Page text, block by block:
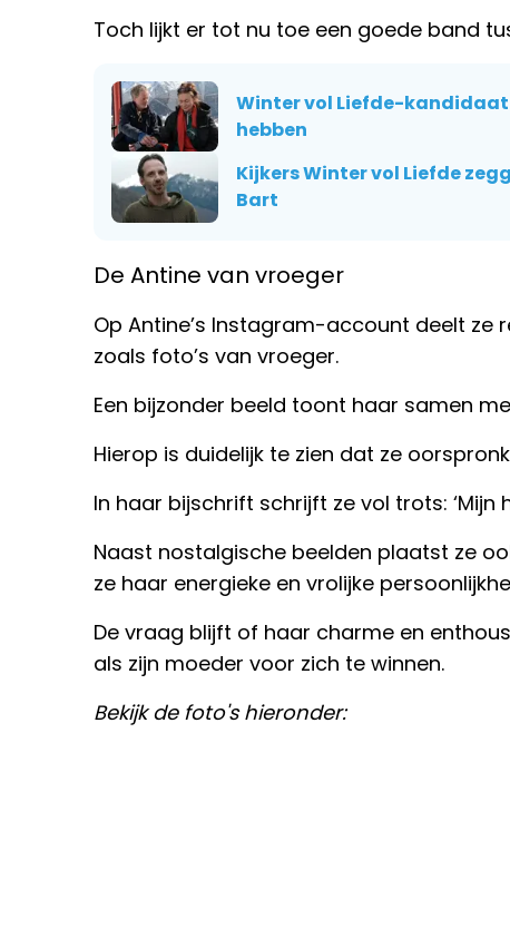
Toch lijkt er tot nu toe een goede band
Winter vol Liefde-
hebben
Kijkers Winter vol Liefde
Bart
De Antine van vroeger
Op Antine’s Instagram-account deelt ze
zoals foto’s van vroeger.
Een bijzonder beeld toont haar samen
Hierop is duidelijk te zien dat ze
In haar bijschrift schrijft ze vol trots: ‘Mijn
Naast nostalgische beelden plaatst ze
ze haar energieke en vrolijke
De vraag blijft of haar charme en
als zijn moeder voor zich te winnen.
Bekijk de foto's hieronder: